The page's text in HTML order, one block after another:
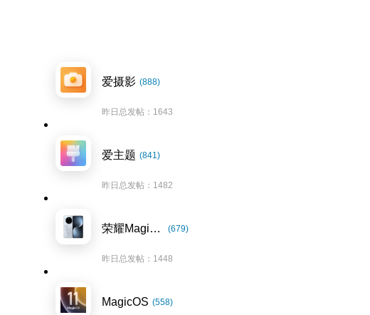
爱摄影 (888)
昨日总发帖：1643
爱主题 (841)
昨日总发帖：1482
荣耀Magic7系列 (679)
昨日总发帖：1448
MagicOS (558)